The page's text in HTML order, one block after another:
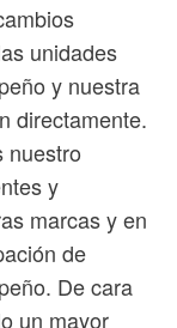
unidades
y nuestra
directamente.
nuestro
y
marcas y en
de
De cara
un mayor